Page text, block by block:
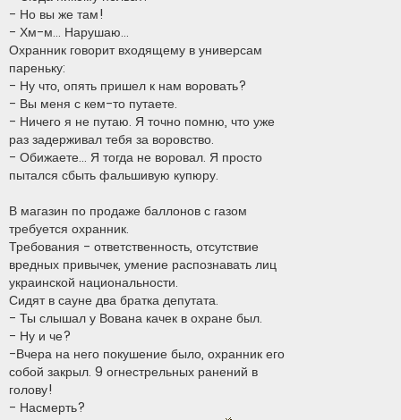
- Но вы же там!
- Хм-м... Нарушаю...
Охранник говорит входящему в универсам
пареньку:
- Ну что, опять пришел к нам воровать?
- Вы меня с кем-то путаете.
- Ничего я не путаю. Я точно помню, что уже
раз задерживал тебя за воровство.
- Обижаете... Я тогда не воровал. Я просто
пытался сбыть фальшивую купюру.
В магазин по продаже баллонов с газом
требуется охранник.
Требования - ответственность, отсутствие
вредных привычек, умение распознавать лиц
украинской национальности.
Сидят в сауне два братка депутата.
- Ты слышал у Вована качек в охране был.
- Ну и че?
-Вчера на него покушение было, охранник его
собой закрыл. 9 огнестрельных ранений в
голову!
- Насмерть?